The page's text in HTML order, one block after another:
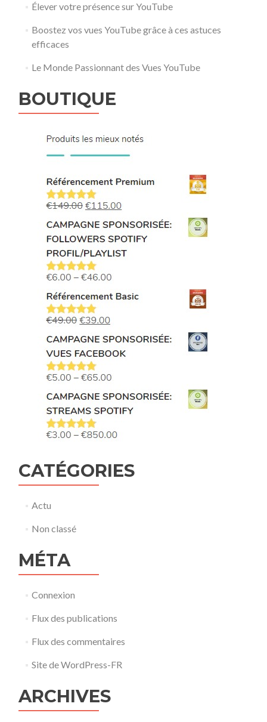
Élever votre présence sur YouTube
Boostez vos vues YouTube grâce à ces astuces
efficaces
Le Monde Passionnant des Vues YouTube
BOUTIQUE
CATÉGORIES
Actu
Non classé
MÉTA
Connexion
Flux des publications
Flux des commentaires
Site de WordPress-FR
ARCHIVES